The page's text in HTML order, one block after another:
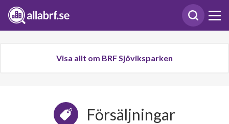
Visa allt om BRF Sjöviksparken
Försäljningar